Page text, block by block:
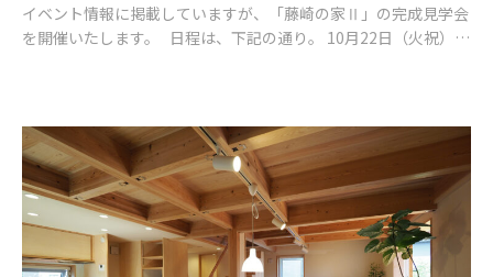
イベント情報に掲載していますが、「藤崎の家Ⅱ」の完成見学会
を開催いたします。 日程は、下記の通り。 10月22日（火祝）